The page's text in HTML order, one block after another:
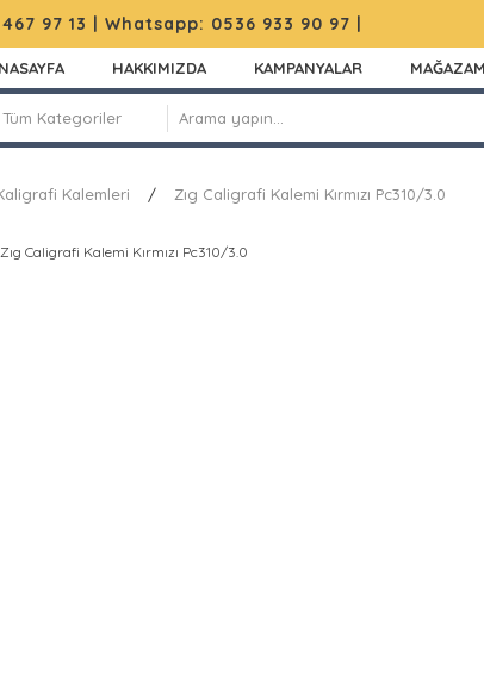
97 13 | Whatsapp: 0536 933 90 97 |
HAKKIMIZDA KAMPANYALAR
Kalemleri Zıg Caligrafi Kalemi Kırmızı Pc310/3.0